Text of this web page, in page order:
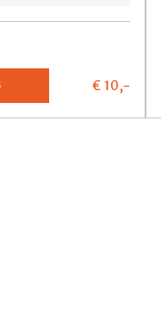
€ 10,-